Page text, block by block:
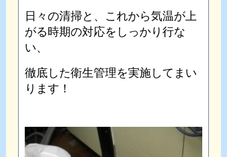
日々の清掃と、これから気温が上
がる時期の対応をしっかり行な
い、
徹底した衛生管理を実施してまい
ります！